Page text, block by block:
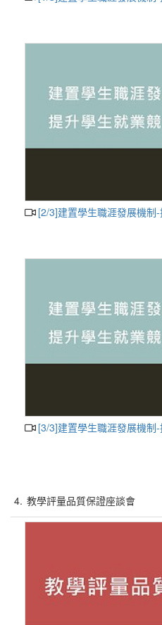
[2/3]建置學生職涯發展機制
[3/3]建置學生職涯發展機制
4. 教學評量品質保證座談會